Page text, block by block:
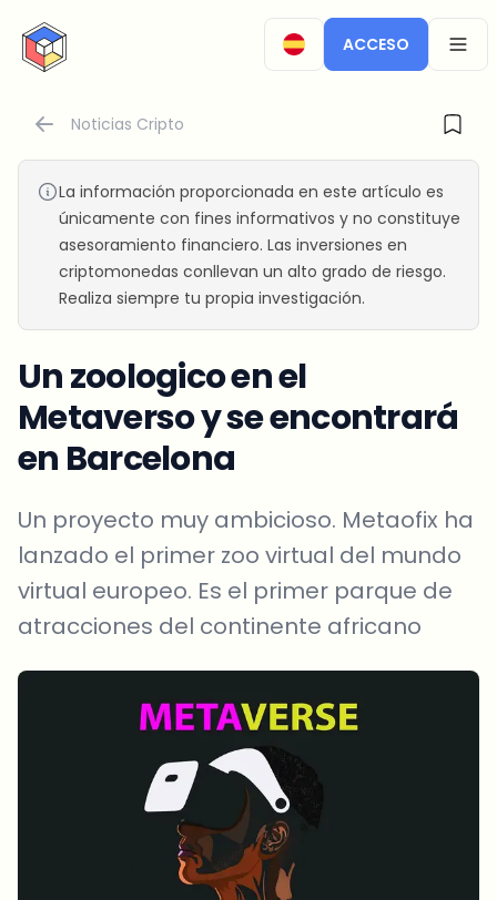
CryptoTicker
ACCESO
Noticias Cripto
La información proporcionada en este artículo es
únicamente con fines informativos y no constituye
asesoramiento financiero. Las inversiones en
criptomonedas conllevan un alto grado de riesgo.
Realiza siempre tu propia investigación.
Un zoologico en el
Metaverso y se encontrará
en Barcelona
Un proyecto muy ambicioso. Metaofix ha
lanzado el primer zoo virtual del mundo
virtual europeo. Es el primer parque de
atracciones del continente africano